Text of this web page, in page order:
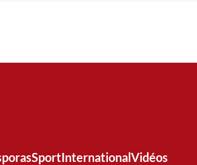
SportInternationalVidéos